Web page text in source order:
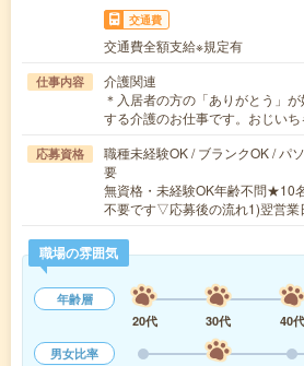
交通費
交通費全額支給※規定有
仕事内容
介護関連
＊入居者の方の「ありがとう」
する介護のお仕事です。おじい
応募資格
職種未経験OK / ブランクOK / パ
要
無資格・未経験OK年齢不問★10
不要です▽応募後の流れ1)翌営
職場の雰囲気
年齢層
20代
30代 40代
男女比率